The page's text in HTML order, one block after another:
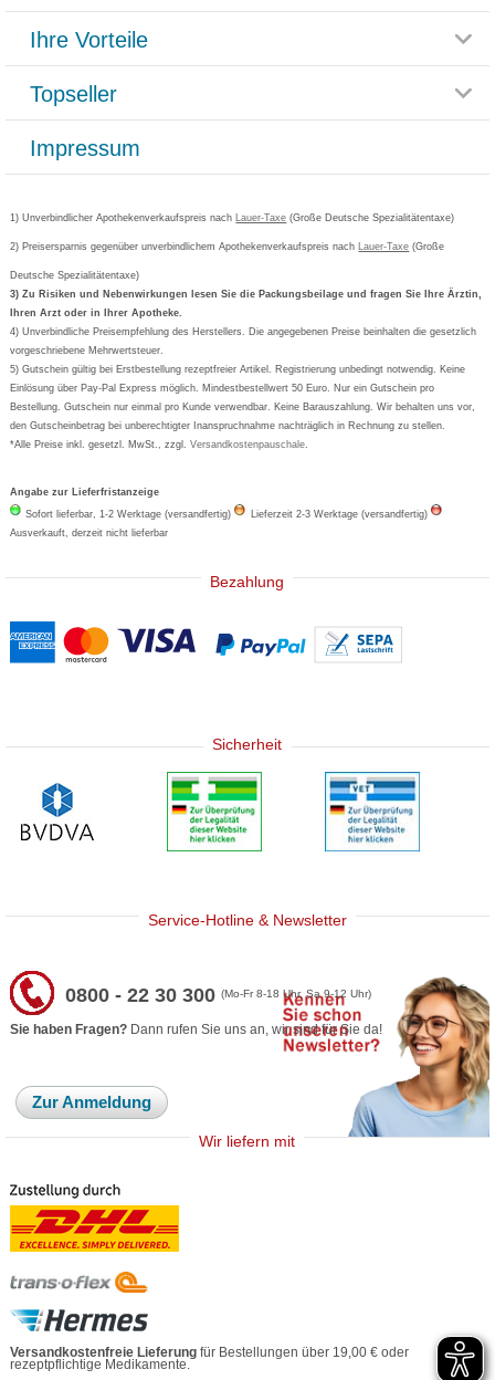
Häufig gestellte Fragen
Datenschutz
AGB
Cookie-Einstellungen
Vertrag widerrufen
Rücksendemöglichkeit
Paketlieferstatus
Versandkosten
Bestellschein ausfüllen
Newsletteranmeldung
Ihre Vorteile
Rezeptlieferung
Bonusprogramm
Gutschein und Rabatte
Kundenbewertung
Topseller
Grippostad
Bepanthen
Formoline
Wick
Eucerin
Basica
Impressum
1) Unverbindlicher Apothekenverkaufspreis nach Lauer-Taxe (Große Deutsche Spezialitätentaxe)
2) Preisersparnis gegenüber unverbindlichem Apothekenverkaufspreis nach Lauer-Taxe (Große
Deutsche Spezialitätentaxe)
3) Zu Risiken und Nebenwirkungen lesen Sie die Packungsbeilage und fragen Sie Ihre Ärztin,
Ihren Arzt oder in Ihrer Apotheke.
4) Unverbindliche Preisempfehlung des Herstellers. Die angegebenen Preise beinhalten die gesetzlich
vorgeschriebene Mehrwertsteuer.
5) Gutschein gültig bei Erstbestellung rezeptfreier Artikel. Registrierung unbedingt notwendig. Keine
Einlösung über Pay-Pal Express möglich. Mindestbestellwert 50 Euro. Nur ein Gutschein pro
Bestellung. Gutschein nur einmal pro Kunde verwendbar. Keine Barauszahlung. Wir behalten uns vor,
den Gutscheinbetrag bei unberechtigter Inanspruchnahme nachträglich in Rechnung zu stellen.
*Alle Preise inkl. gesetzl. MwSt., zzgl.Versandkostenpauschale.
Angabe zur Lieferfristanzeige
Sofort lieferbar, 1-2 Werktage (versandfertig)
Lieferzeit 2-3 Werktage (versandfertig)
Ausverkauft, derzeit nicht lieferbar
Bezahlung
Sicherheit
Service-Hotline & Newsletter
0800 - 22 30 300(Mo-Fr 8-18 Uhr, Sa 9-12 Uhr)
Sie haben Fragen? Dann rufen Sie uns an, wir sind für Sie da!
Zur Anmeldung
Wir liefern mit
Versandkostenfreie Lieferung für Bestellungen über 19,00 € oder
rezeptpflichtige Medikamente.